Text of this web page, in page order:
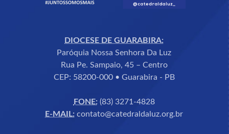
DIOCESE DE GUARABIRA:
Paróquia Nossa Senhora Da Luz
Rua Pe. Sampaio, 45 – Centro
CEP: 58200-000 • Guarabira - PB
FONE:(83) 3271-4828
E-MAIL: contato@catedraldaluz.org.br